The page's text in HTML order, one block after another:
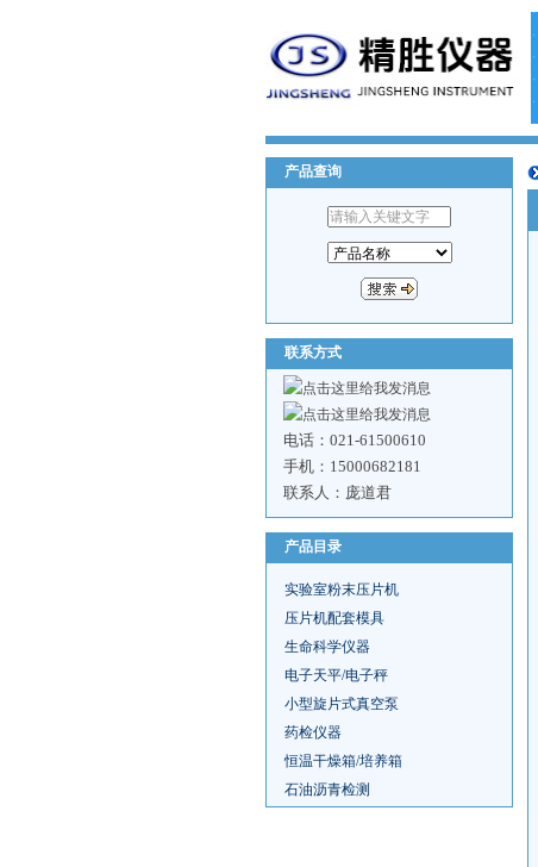
产品查询
联系方式
电话：021-61500610
手机：15000682181
联系人：庞道君
产品目录
实验室粉末压片机
压片机配套模具
生命科学仪器
电子天平/电子秤
小型旋片式真空泵
药检仪器
恒温干燥箱/培养箱
石油沥青检测